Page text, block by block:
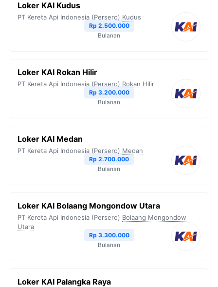
Loker KAI Kudus
PT Kereta Api Indonesia (Persero) Kudus
Rp 2.500.000
Bulanan
Loker KAI Rokan Hilir
PT Kereta Api Indonesia (Persero) Rokan Hilir
Rp 3.200.000
Bulanan
Loker KAI Medan
PT Kereta Api Indonesia (Persero) Medan
Rp 2.700.000
Bulanan
Loker KAI Bolaang Mongondow Utara
PT Kereta Api Indonesia (Persero) Bolaang Mongondow
Utara
Rp 3.300.000
Bulanan
Loker KAI Palangka Raya